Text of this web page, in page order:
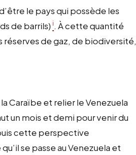
le pays qui possède les
de barrils) i. À cette quantité
réserves de gaz, de biodiversité,
Caraïbe et relier le Venezuela
un mois et demi pour venir du
cette perspective
se passe au Venezuela et